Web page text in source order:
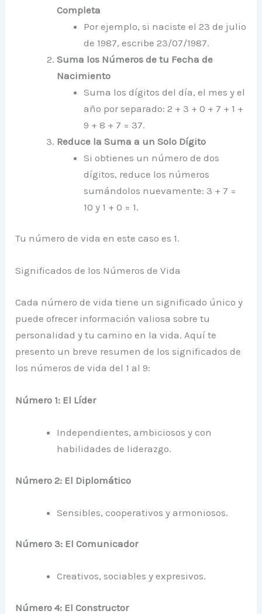
Completa
Por ejemplo, si naciste el 23 de julio
de 1987, escribe 23/07/1987.
Suma los Números de tu Fecha de
Nacimiento
Suma los dígitos del día, el mes y el
año por separado: 2 + 3 + 0 + 7 + 1 +
9 + 8 + 7 = 37.
Reduce la Suma a un Solo Dígito
Si obtienes un número de dos
dígitos, reduce los números
sumándolos nuevamente: 3 + 7 =
10 y 1 + 0 = 1.
Tu número de vida en este caso es 1.
Significados de los Números de Vida
Cada número de vida tiene un significado único y
puede ofrecer información valiosa sobre tu
personalidad y tu camino en la vida. Aquí te
presento un breve resumen de los significados de
los números de vida del 1 al 9:
Número 1: El Líder
Independientes, ambiciosos y con
habilidades de liderazgo.
Número 2: El Diplomático
Sensibles, cooperativos y armoniosos.
Número 3: El Comunicador
Creativos, sociables y expresivos.
Número 4: El Constructor